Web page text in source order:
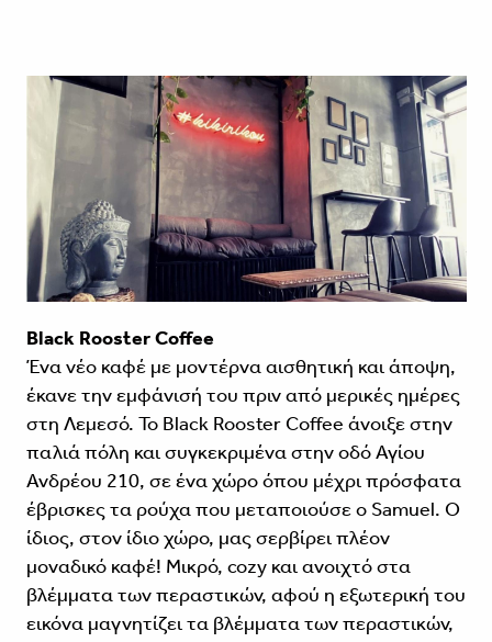
Black Rooster Coffee
Ένα νέο καφέ με μοντέρνα αισθητική και άποψη,
έκανε την εμφάνισή του πριν από μερικές ημέρες
στη Λεμεσό. To Black Rooster Coffee άνοιξε στην
παλιά πόλη και συγκεκριμένα στην οδό Αγίου
Ανδρέου 210, σε ένα χώρο όπου μέχρι πρόσφατα
έβρισκες τα ρούχα που μεταποιούσε ο Samuel. Ο
ίδιος, στον ίδιο χώρο, μας σερβίρει πλέον
μοναδικό καφέ! Μικρό, cozy και ανοιχτό στα
βλέμματα των περαστικών, αφού η εξωτερική του
εικόνα μαγνητίζει τα βλέμματα των περαστικών,